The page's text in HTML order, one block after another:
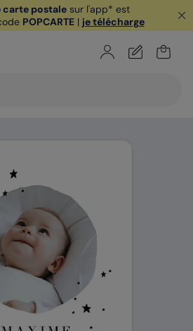
carte postale sur l'app* est
POPCARTE| je télécharge